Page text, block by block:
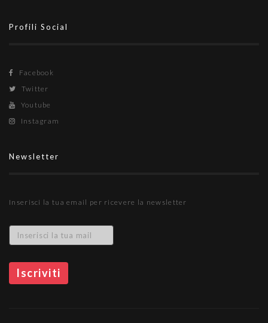
Profili Social
Facebook
Twitter
Youtube
Instagram
Newsletter
Inserisci la tua email per ricevere la newsletter